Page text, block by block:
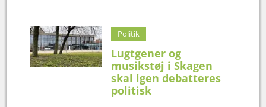
Politik
Lugtgener og
musikstøj i Skagen
skal igen debatteres
politisk